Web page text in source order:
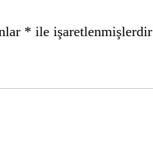
* ile işaretlenmişlerdir